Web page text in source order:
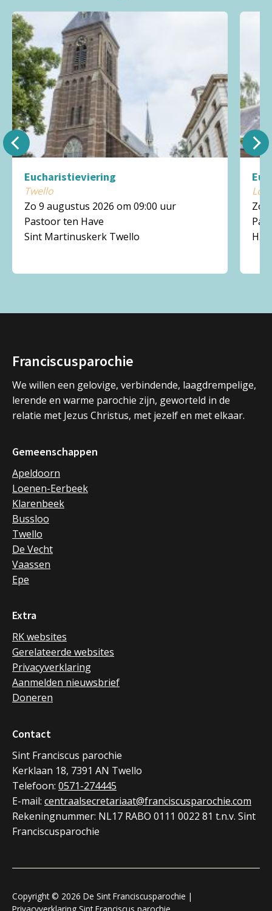
Eucharistieviering
Twello
Zo 9 augustus 2026 om 09:00 uur
Pastoor ten Have
Sint Martinuskerk Twello
Zo
H.
Franciscusparochie
We willen een gelovige, verbindende, laagdrempelige,
lerende en warme parochie zijn, geworteld in de
relatie met Jezus Christus, met jezelf en met elkaar.
Gemeenschappen
Apeldoorn
Loenen-Eerbeek
Klarenbeek
Bussloo
Twello
De Vecht
Vaassen
Epe
Extra
RK websites
Gerelateerde websites
Privacyverklaring
Aanmelden nieuwsbrief
Doneren
Contact
Sint Franciscus parochie
Kerklaan 18, 7391 AN Twello
Telefoon: 0571-274445
E-mail: centraalsecretariaat@franciscusparochie.com
Rekeningnummer: NL17 RABO 0111 0022 81 t.n.v. Sint
Franciscusparochie
Copyright © 2026 De Sint Franciscusparochie |
Privacyverklaring Sint Franciscus parochie